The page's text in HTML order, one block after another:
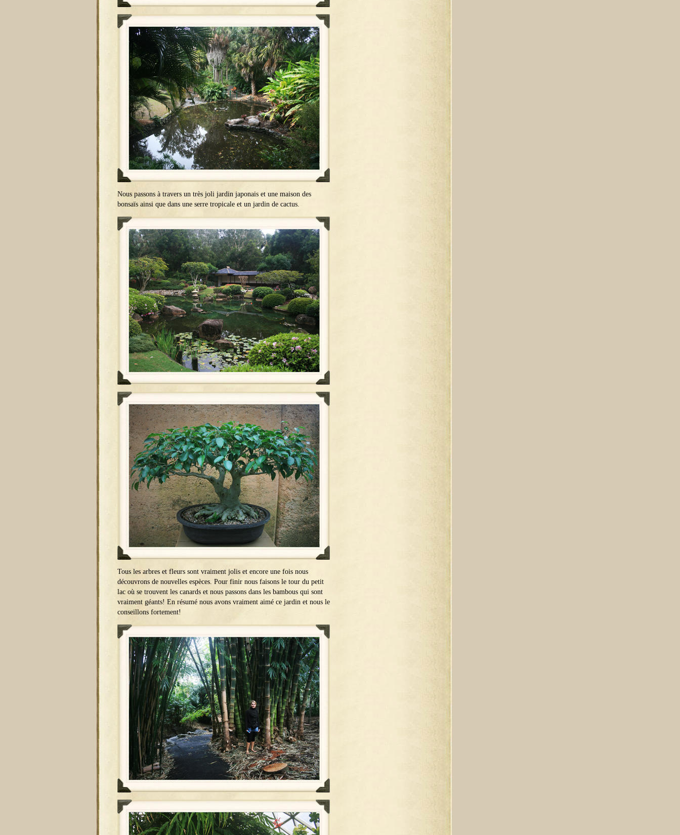
Nous passons à travers un très joli jardin japonais et une maison des
bonsaïs ainsi que dans une serre tropicale et un jardin de cactus.
Tous les arbres et fleurs sont vraiment jolis et encore une fois nous
découvrons de nouvelles espèces. Pour finir nous faisons le tour du petit
lac où se trouvent les canards et nous passons dans les bambous qui sont
vraiment géants! En résumé nous avons vraiment aimé ce jardin et nous le
conseillons fortement!